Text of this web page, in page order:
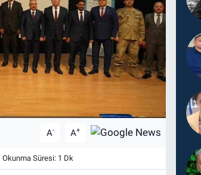
A- A+
Okunma Süresi: 1 Dk